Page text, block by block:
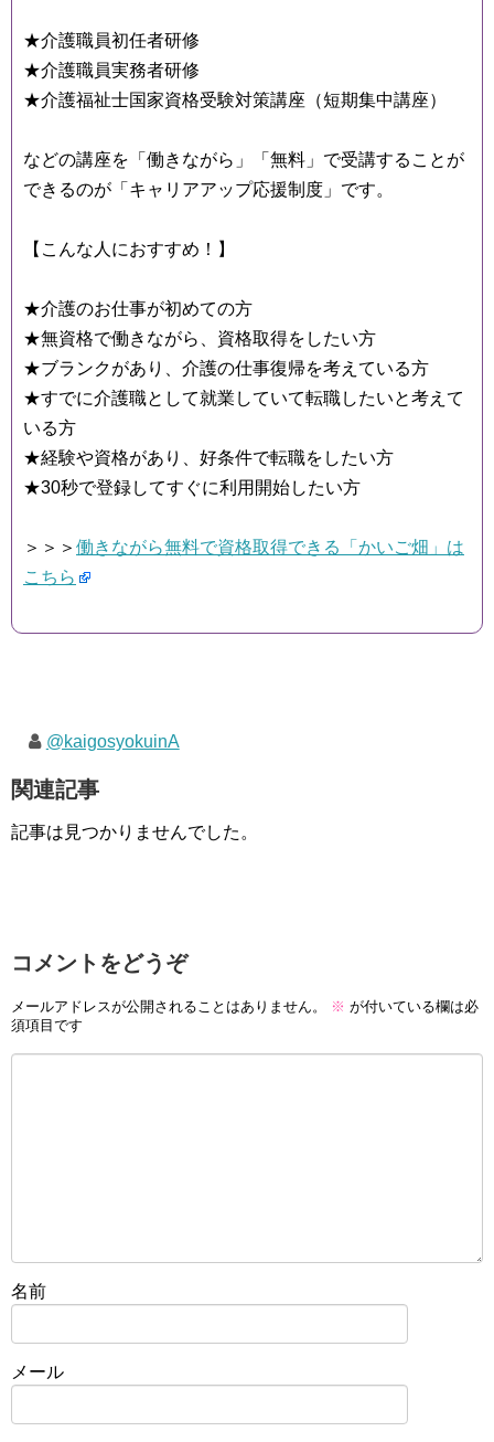
★介護職員初任者研修
★介護職員実務者研修
★介護福祉士国家資格受験対策講座（短期集中講座）
などの講座を「働きながら」「無料」で受講することが
できるのが「キャリアアップ応援制度」です。
【こんな人におすすめ！】
★介護のお仕事が初めての方
★無資格で働きながら、資格取得をしたい方
★ブランクがあり、介護の仕事復帰を考えている方
★すでに介護職として就業していて転職したいと考えて
いる方
★経験や資格があり、好条件で転職をしたい方
★30秒で登録してすぐに利用開始したい方
＞＞＞ 働きながら無料で資格取得できる「かいご畑」は
こちら
@kaigosyokuinA
関連記事
記事は見つかりませんでした。
コメントをどうぞ
メールアドレスが公開されることはありません。 ※ が付いている欄は必
須項目です
名前
メール